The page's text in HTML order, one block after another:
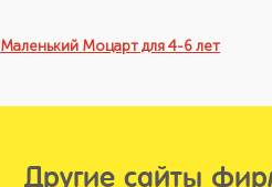
Маленький Моцарт для 4-6 лет
Другие сайты